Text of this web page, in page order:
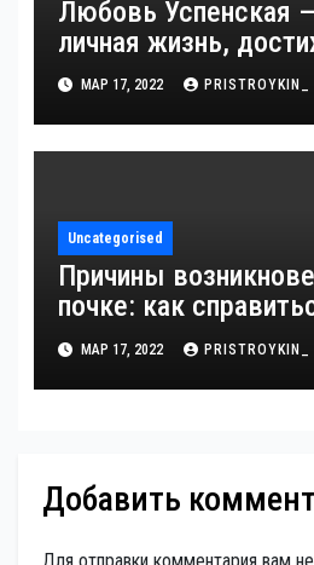
Любовь Успенская
личная жизнь,
МАР 17, 2022 PRISTROYKIN_
Uncategorised
Причины
почке: как
МАР 17, 2022 PRISTROYKIN_
Добавить